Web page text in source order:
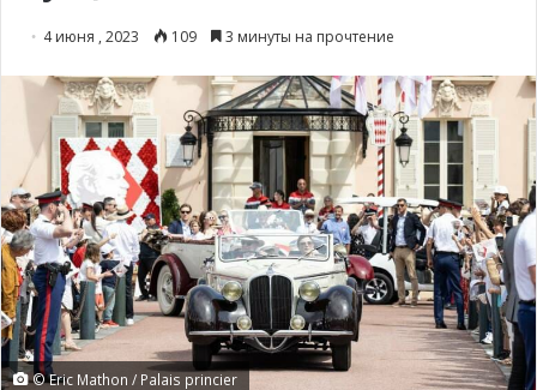
4 июня , 2023 109 3 минуты на прочтение
© Eric Mathon / Palais princier